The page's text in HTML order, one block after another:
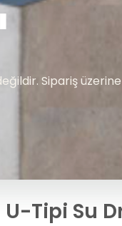
Sipariş üzerine
U-Tipi Su